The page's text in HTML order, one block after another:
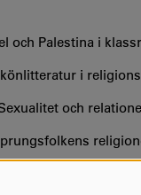
och Palestina i
i
och